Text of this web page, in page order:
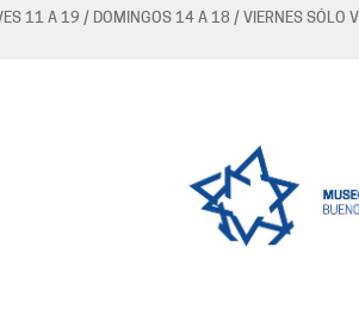
11 A 19 / DOMINGOS 14 A 18 / VIERNES SÓLO